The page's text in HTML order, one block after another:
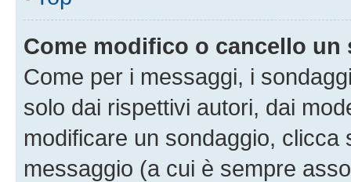
Come modifico o cancello un
Come per i messaggi, i
solo dai rispettivi autori, dai
modificare un sondaggio,
messaggio (a cui è sempre